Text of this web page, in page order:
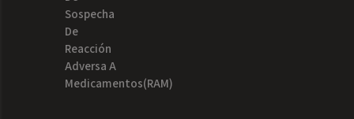
Sospecha
De
Reacción
Adversa A
Medicamentos(RAM)